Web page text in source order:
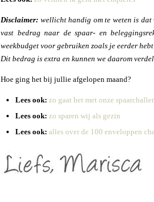
Disclaimer: wellicht handig om te weten is dat
vast bedrag naar de spaar- en
weekbudget voor gebruiken zoals je eerder
Dit bedrag is extra en kunnen we daarom
Hoe ging het bij jullie afgelopen maand?
Lees ook: zo gaat het met onze
Lees ook: zo sparen wij als gezin
Lees ook: alles over de 100 enveloppen